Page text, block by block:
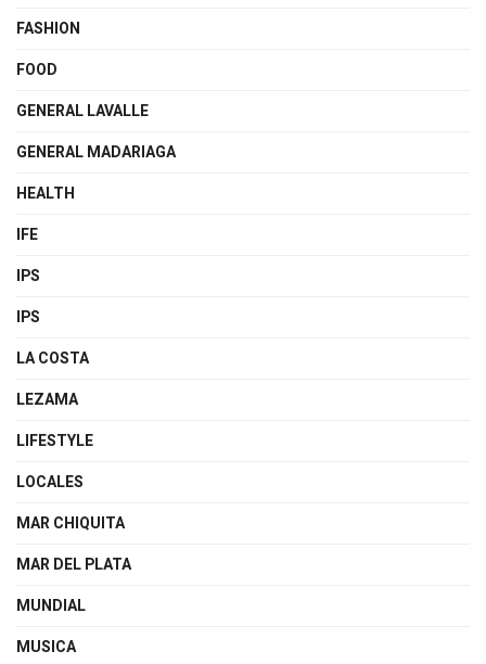
FASHION
FOOD
GENERAL LAVALLE
GENERAL MADARIAGA
HEALTH
IFE
IPS
IPS
LA COSTA
LEZAMA
LIFESTYLE
LOCALES
MAR CHIQUITA
MAR DEL PLATA
MUNDIAL
MUSICA